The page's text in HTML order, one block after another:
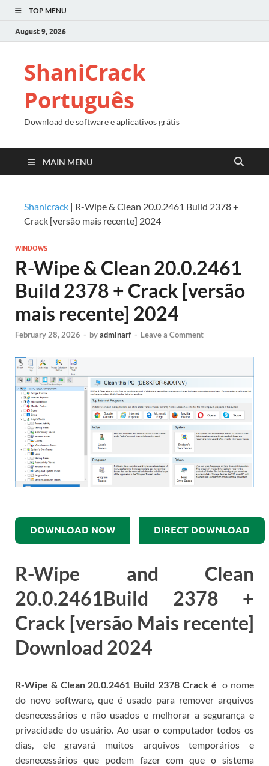
TOP MENU
August 9, 2026
ShaniCrack
Português
Download de software e aplicativos grátis
MAIN MENU
Shanicrack | R-Wipe & Clean 20.0.2461 Build 2378 +
Crack [versão mais recente] 2024
WINDOWS
R-Wipe & Clean 20.0.2461
Build 2378 + Crack [versão
mais recente] 2024
February 28, 2026 - byadminarf - Leave a Comment
DOWNLOAD NOW DIRECT DOWNLOAD
R-Wipe and Clean
20.0.2461Build 2378 +
Crack [versão Mais recente]
Download 2024
R-Wipe & Clean 20.0.2461 Build 2378 Crack é o nome
do novo software, que é usado para remover arquivos
desnecessários e não usados ​​e melhorar a segurança e
privacidade do usuário. Ao usar o computador todos os
dias, ele gravará muitos arquivos temporários e
desnecessários que podem fazer com que o sistema